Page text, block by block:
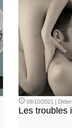
09/10/2021 |
Les troubles